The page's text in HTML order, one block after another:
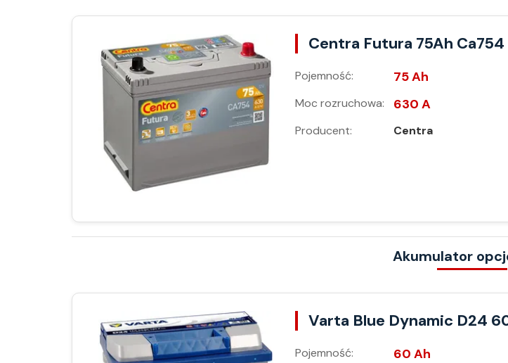
Centra Futura 75Ah
Pojemność: 75 Ah
Moc rozruchowa: 630 A
Producent: Centra
Akumulator
Varta Blue Dynamic D24
Pojemność: 60 Ah